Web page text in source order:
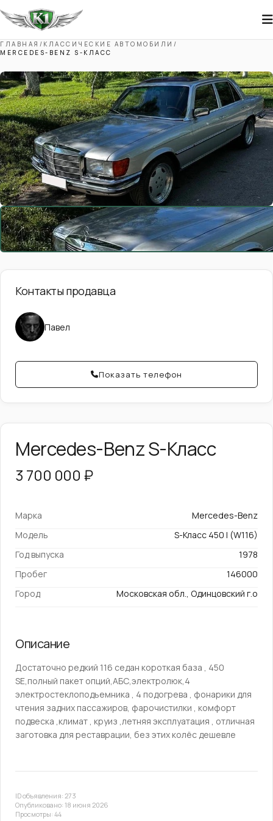
ГЛАВНАЯ / КЛАССИЧЕСКИЕ АВТОМОБИЛИ /
MERCEDES-BENZ S-КЛАСС
Контакты продавца
Павел
Показать телефон
Mercedes-Benz S-Класс
3 700 000 ₽
Марка
Mercedes-Benz
Модель
S-Класс 450 I (W116)
Год выпуска
1978
Пробег
146000
Город
Московская обл., Одинцовский г.о
Описание
Достаточно редкий 116 седан короткая база , 450
SE,полный пакет опций,АБС,электролюк,4
электростеклоподьемника , 4 подогрева , фонарики для
чтения задних пассажиров, фарочистилки , комфорт
подвеска ,климат , круиз ,летняя эксплуатация , отличная
заготовка для реставрации, без этих колёс дешевле
ID объявления: 273
Опубликовано: 18 июня 2026
Просмотры: 44